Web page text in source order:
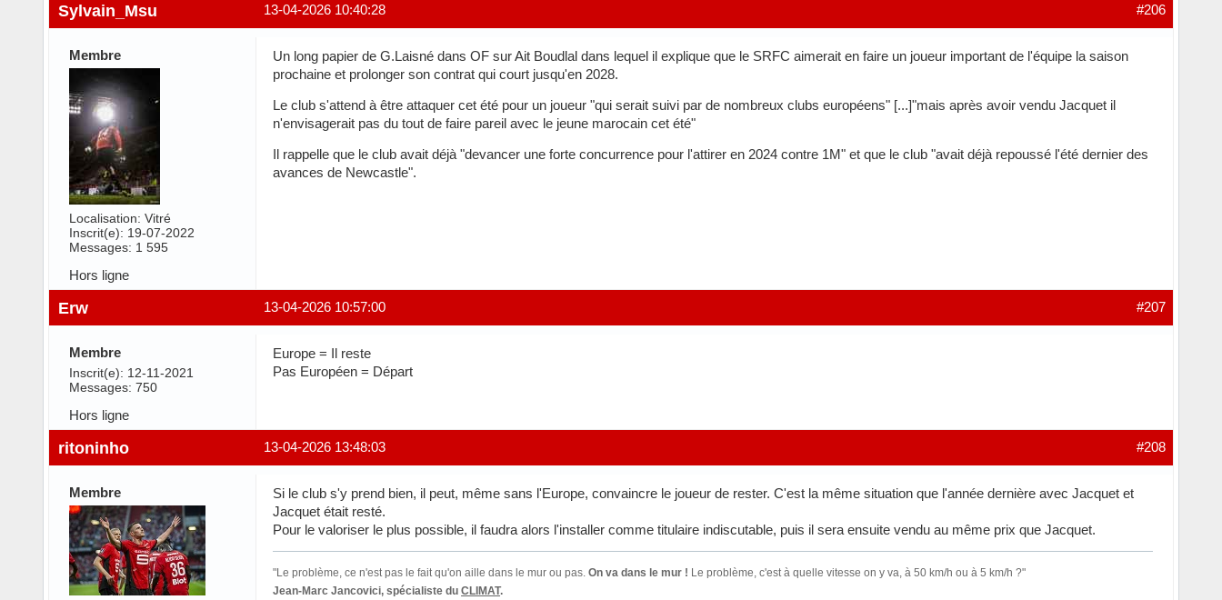
#206
13-04-2026 10:40:28
Sylvain_Msu
Membre
Localisation: Vitré
Inscrit(e): 19-07-2022
Messages: 1 595
Un long papier de G.Laisné dans OF sur Ait Boudlal dans lequel il explique que le SRFC aimerait en faire un joueur important de l'équipe la saison
prochaine et prolonger son contrat qui court jusqu'en 2028.
Le club s'attend à être attaquer cet été pour un joueur "qui serait suivi par de nombreux clubs européens" [...]"mais après avoir vendu Jacquet il
n'envisagerait pas du tout de faire pareil avec le jeune marocain cet été"
Il rappelle que le club avait déjà "devancer une forte concurrence pour l'attirer en 2024 contre 1M" et que le club "avait déjà repoussé l'été dernier des
avances de Newcastle".
Hors ligne
#207
13-04-2026 10:57:00
Erw
Membre
Inscrit(e): 12-11-2021
Messages: 750
Europe = Il reste
Pas Européen = Départ
Hors ligne
#208
13-04-2026 13:48:03
ritoninho
Membre
Si le club s'y prend bien, il peut, même sans l'Europe, convaincre le joueur de rester. C'est la même situation que l'année dernière avec Jacquet et
Jacquet était resté.
Pour le valoriser le plus possible, il faudra alors l'installer comme titulaire indiscutable, puis il sera ensuite vendu au même prix que Jacquet.
"Le problème, ce n'est pas le fait qu'on aille dans le mur ou pas.On va dans le mur ! Le problème, c'est à quelle vitesse on y va, à 50 km/h ou à 5 km/h ?"
Jean-Marc Jancovici, spécialiste duCLIMAT.